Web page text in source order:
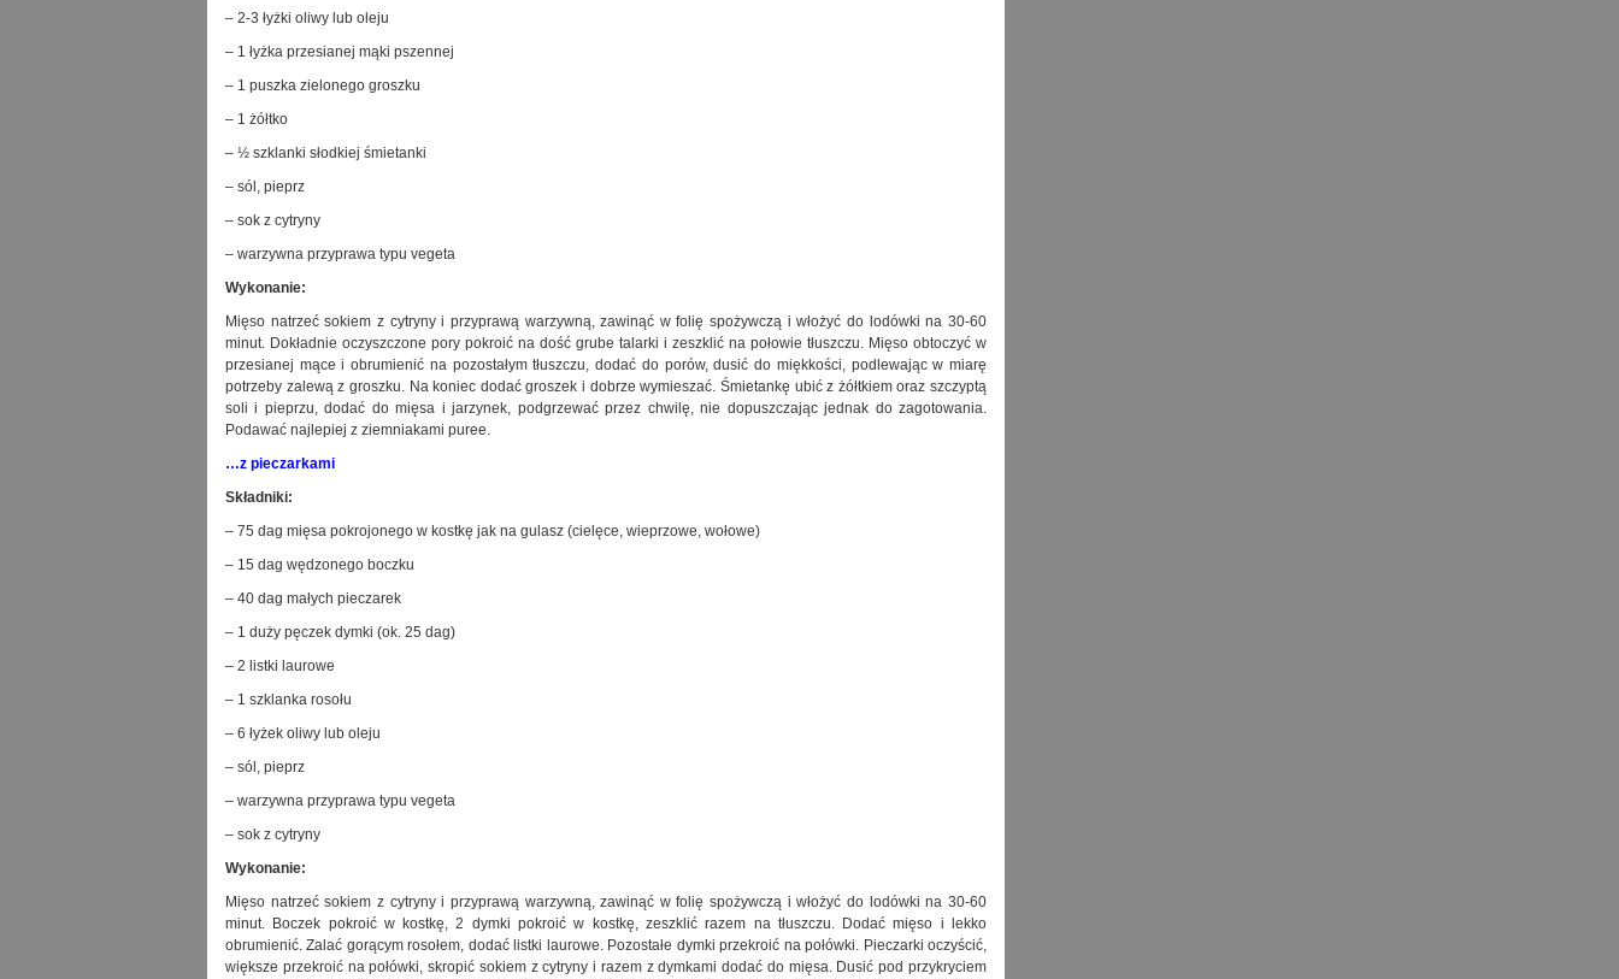
– 2-3 łyżki oliwy lub oleju
– 1 łyżka przesianej mąki pszennej
– 1 puszka zielonego groszku
– 1 żółtko
– ½ szklanki słodkiej śmietanki
– sól, pieprz
– sok z cytryny
– warzywna przyprawa typu vegeta
Wykonanie:
Mięso natrzeć sokiem z cytryny i przyprawą warzywną, zawinąć w folię spożywczą i włożyć do lodówki na 30-60
minut. Dokładnie oczyszczone pory pokroić na dość grube talarki i zeszklić na połowie tłuszczu. Mięso obtoczyć w
przesianej mące i obrumienić na pozostałym tłuszczu, dodać do porów, dusić do miękkości, podlewając w miarę
potrzeby zalewą z groszku. Na koniec dodać groszek i dobrze wymieszać. Śmietankę ubić z żółtkiem oraz szczyptą
soli i pieprzu, dodać do mięsa i jarzynek, podgrzewać przez chwilę, nie dopuszczając jednak do zagotowania.
Podawać najlepiej z ziemniakami puree.
…z pieczarkami
Składniki:
– 75 dag mięsa pokrojonego w kostkę jak na gulasz (cielęce, wieprzowe, wołowe)
– 15 dag wędzonego boczku
– 40 dag małych pieczarek
– 1 duży pęczek dymki (ok. 25 dag)
– 2 listki laurowe
– 1 szklanka rosołu
– 6 łyżek oliwy lub oleju
– sól, pieprz
– warzywna przyprawa typu vegeta
– sok z cytryny
Wykonanie:
Mięso natrzeć sokiem z cytryny i przyprawą warzywną, zawinąć w folię spożywczą i włożyć do lodówki na 30-60
minut. Boczek pokroić w kostkę, 2 dymki pokroić w kostkę, zeszklić razem na tłuszczu. Dodać mięso i lekko
obrumienić. Zalać gorącym rosołem, dodać listki laurowe. Pozostałe dymki przekroić na połówki. Pieczarki oczyścić,
większe przekroić na połówki, skropić sokiem z cytryny i razem z dymkami dodać do mięsa. Dusić pod przykryciem